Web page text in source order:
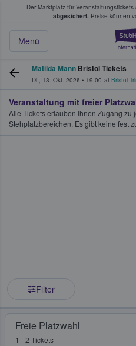
Der Marktplatz für Veranstaltungstickets
abgesichert. Preise können
Menü
Tickets kaufen &
Matilda Mann Bristol Tickets
Di., 13. Okt. 2026 • 19:00 at Bristol
Veranstaltung mit freier
Alle Tickets erlauben Ihnen Zugang zu
Stehplatzbereichen. Es gibt keine fest
Filter
Freie Platzwahl
1 - 2 Tickets